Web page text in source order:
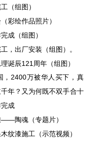
（组图）
彩绘作品照片）
成（组图）
，出厂安装（组图）。
诞辰121周年（组图）
，2400万被华人买下，真
年？又为何既不双手合十
成
陶魂（专题片）
纹漆施工（示范视频）